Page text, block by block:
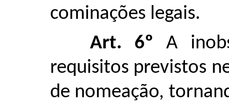
cominações legais.
Art. 6º A
requisitos previstos
de nomeação,